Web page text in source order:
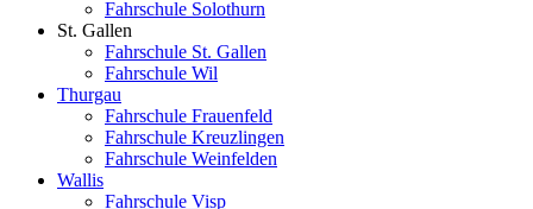
Fahrschule Solothurn
St. Gallen
Fahrschule St. Gallen
Fahrschule Wil
Thurgau
Fahrschule Frauenfeld
Fahrschule Kreuzlingen
Fahrschule Weinfelden
Wallis
Fahrschule Visp